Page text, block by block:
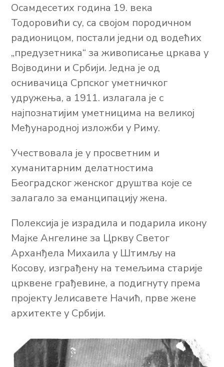
Осамдесетих година 19. века
Тодоровићи су, са својом породичном
радионицом, постали једни од водећих
„предузетника“ за живописање цркава у
Војводини и Србији. Једна је од
оснивачица Српског уметничког
удружења, а 1911. излагала је с
најпознатијим уметницима на великој
Међународној изложби у Риму.
Учествовала је у просветним и
хуманитарним делатностима
Београдског женског друштва које се
залагало за еманципацију жена.
Полексија је израдила и подарила икону
Мајке Ангелине за Цркву Светог
Арханђела Михаила у Штимљу на
Косову, изграђену на темељима старије
црквене грађевине, а подигнуту према
пројекту Јелисавете Начић, прве жене
архитекте у Србији.